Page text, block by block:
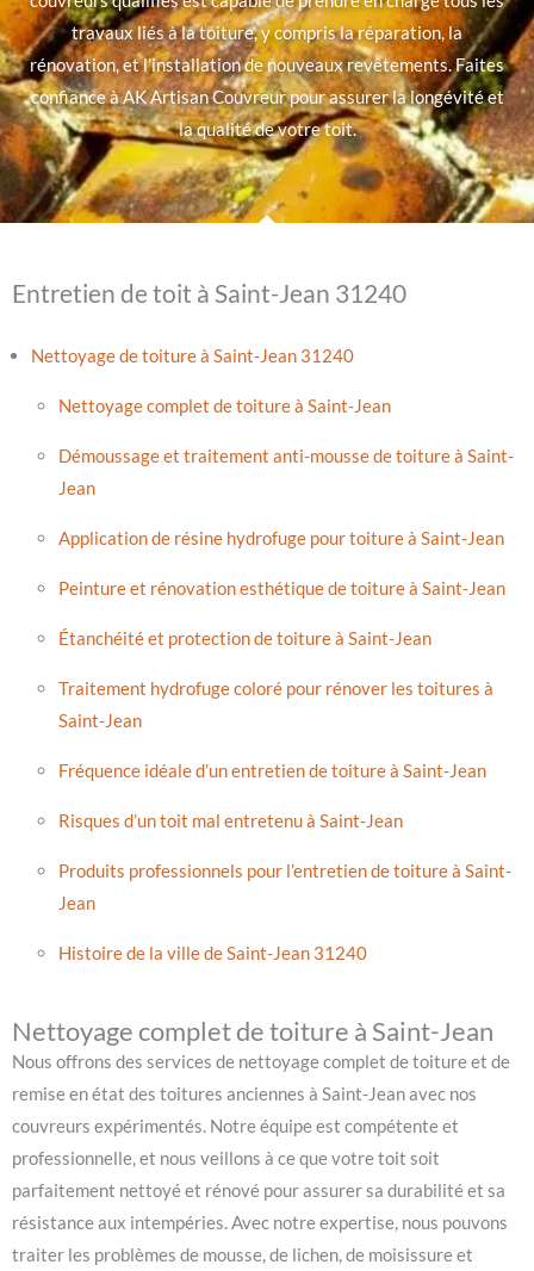
travaux liés à la toiture, y compris la réparation, la
rénovation, et l’installation de nouveaux revêtements. Faites
confiance à AK Artisan Couvreur pour assurer la longévité et
la qualité de votre toit.
Entretien de toit à Saint-Jean 31240
Nettoyage de toiture à Saint-Jean 31240
Nettoyage complet de toiture à Saint-Jean
Démoussage et traitement anti-mousse de toiture à Saint-
Jean
Application de résine hydrofuge pour toiture à Saint-Jean
Peinture et rénovation esthétique de toiture à Saint-Jean
Étanchéité et protection de toiture à Saint-Jean
Traitement hydrofuge coloré pour rénover les toitures à
Saint-Jean
Fréquence idéale d’un entretien de toiture à Saint-Jean
Risques d’un toit mal entretenu à Saint-Jean
Produits professionnels pour l’entretien de toiture à Saint-
Jean
Histoire de la ville de Saint-Jean 31240
Nettoyage complet de toiture à Saint-Jean
Nous offrons des services de nettoyage complet de toiture et de
remise en état des toitures anciennes à Saint-Jean avec nos
couvreurs expérimentés. Notre équipe est compétente et
professionnelle, et nous veillons à ce que votre toit soit
parfaitement nettoyé et rénové pour assurer sa durabilité et sa
résistance aux intempéries. Avec notre expertise, nous pouvons
traiter les problèmes de mousse, de lichen, de moisissure et